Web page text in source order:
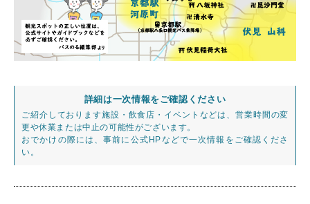
詳細は一次情報をご確認ください
ご紹介しております施設・飲食店・イベントなどは、営業時間の変
更や休業または中止の可能性がございます。
おでかけの際には、事前に公式HPなどで一次情報をご確認くださ
い。